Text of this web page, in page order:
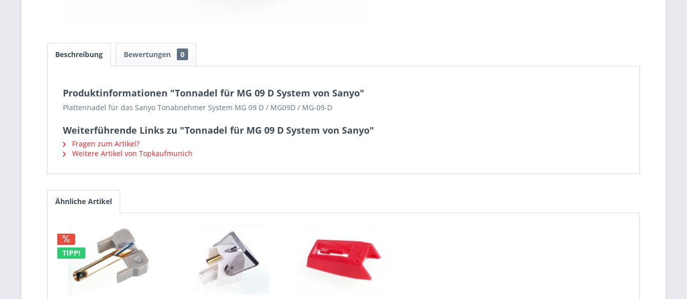
Beschreibung Bewertungen 0
Produktinformationen "Tonnadel für MG 09 D System von Sanyo"
Plattennadel für das Sanyo Tonabnehmer System MG 09 D / MG09D / MG-09-D
Weiterführende Links zu "Tonnadel für MG 09 D System von Sanyo"
Fragen zum Artikel?
Weitere Artikel von Topkaufmunich
Ähnliche Artikel
TIPP!